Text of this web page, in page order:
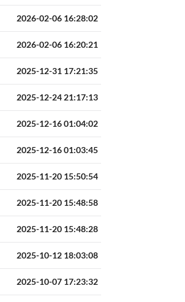
2026-02-06 16:28:02
2026-02-06 16:20:21
2025-12-31 17:21:35
2025-12-24 21:17:13
2025-12-16 01:04:02
2025-12-16 01:03:45
2025-11-20 15:50:54
2025-11-20 15:48:58
2025-11-20 15:48:28
2025-10-12 18:03:08
2025-10-07 17:23:32